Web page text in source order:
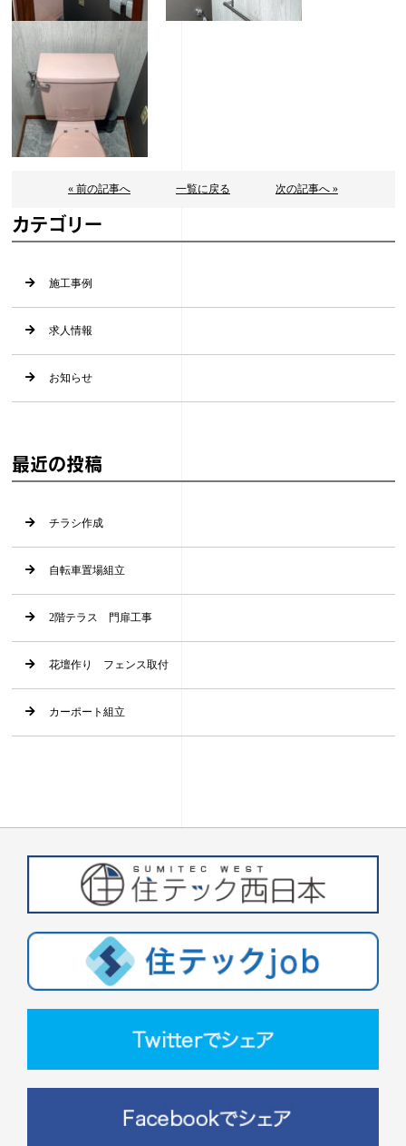
« 前の記事へ 一覧に戻る 次の記事へ »
カテゴリー
施工事例
求人情報
お知らせ
最近の投稿
チラシ作成
自転車置場組立
2階テラス 門扉工事
花壇作り フェンス取付
カーポート組立